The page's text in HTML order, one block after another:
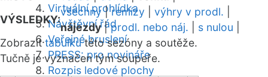
Virtuální prohlídka
Návštěvní řád
Veřejné bruslení
PRESS: pro novináře
Rozpis ledové plochy
VÝSLEDKY:
všechny|remízy výhry v prodl.
nájezdy|prodl. nebo náj. s nulou
Zobrazittabulkutéto sezóny a soutěže.
Tučně je vyznačen tým soupeře.